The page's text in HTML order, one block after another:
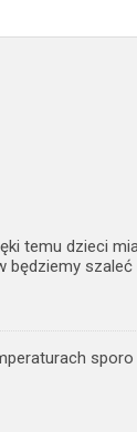
temu dzieci
szaleć
sporo